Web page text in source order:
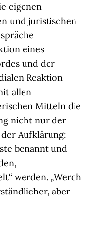
eigenen
und juristischen
eines
und der
Reaktion
allen
Mitteln die
nicht nur der
Aufklärung:
benannt und
werden. „Werch
aber